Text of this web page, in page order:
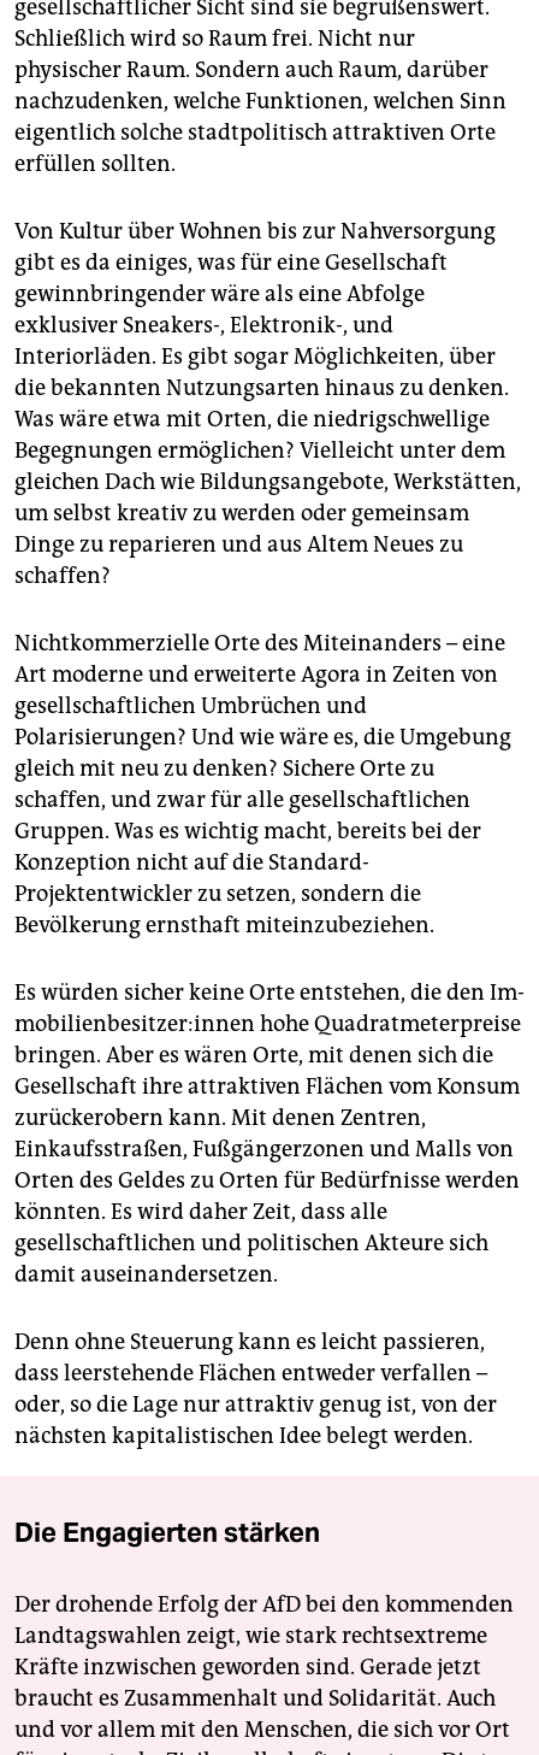
gesellschaftlicher Sicht sind sie begrüßenswert.
Schließlich wird so Raum frei. Nicht nur
physischer Raum. Sondern auch Raum, darüber
nachzudenken, welche Funktionen, welchen Sinn
eigentlich solche stadtpolitisch attraktiven Orte
erfüllen sollten.
Von Kultur über Wohnen bis zur Nahversorgung
gibt es da einiges, was für eine Gesellschaft
gewinnbringender wäre als eine Abfolge
exklusiver Sneakers-, Elektronik-, und
Interiorläden. Es gibt sogar Möglichkeiten, über
die bekannten Nutzungsarten hinaus zu denken.
Was wäre etwa mit Orten, die niedrigschwellige
Begegnungen ermöglichen? Vielleicht unter dem
gleichen Dach wie Bildungsangebote, Werkstätten,
um selbst kreativ zu werden oder gemeinsam
Dinge zu reparieren und aus Altem Neues zu
schaffen?
Nichtkommerzielle Orte des Miteinanders – eine
Art moderne und erweiterte Agora in Zeiten von
gesellschaftlichen Umbrüchen und
Polarisierungen? Und wie wäre es, die Umgebung
gleich mit neu zu denken? Sichere Orte zu
schaffen, und zwar für alle gesellschaftlichen
Gruppen. Was es wichtig macht, bereits bei der
Konzeption nicht auf die Standard-
Projektentwickler zu setzen, sondern die
Bevölkerung ernsthaft miteinzubeziehen.
Es würden sicher keine Orte entstehen, die den Im­
mo­bi­li­en­be­sit­ze­r:in­nen hohe Quadratmeterpreise
bringen. Aber es wären Orte, mit denen sich die
Gesellschaft ihre attraktiven Flächen vom Konsum
zurückerobern kann. Mit denen Zentren,
Einkaufsstraßen, Fußgängerzonen und Malls von
Orten des Geldes zu Orten für Bedürfnisse werden
könnten. Es wird daher Zeit, dass alle
gesellschaftlichen und politischen Akteure sich
damit auseinandersetzen.
Denn ohne Steuerung kann es leicht passieren,
dass leerstehende Flächen entweder verfallen –
oder, so die Lage nur attraktiv genug ist, von der
nächsten kapitalistischen Idee belegt werden.
Die Engagierten stärken
Der drohende Erfolg der AfD bei den kommenden
Landtagswahlen zeigt, wie stark rechtsextreme
Kräfte inzwischen geworden sind. Gerade jetzt
braucht es Zusammenhalt und Solidarität. Auch
und vor allem mit den Menschen, die sich vor Ort